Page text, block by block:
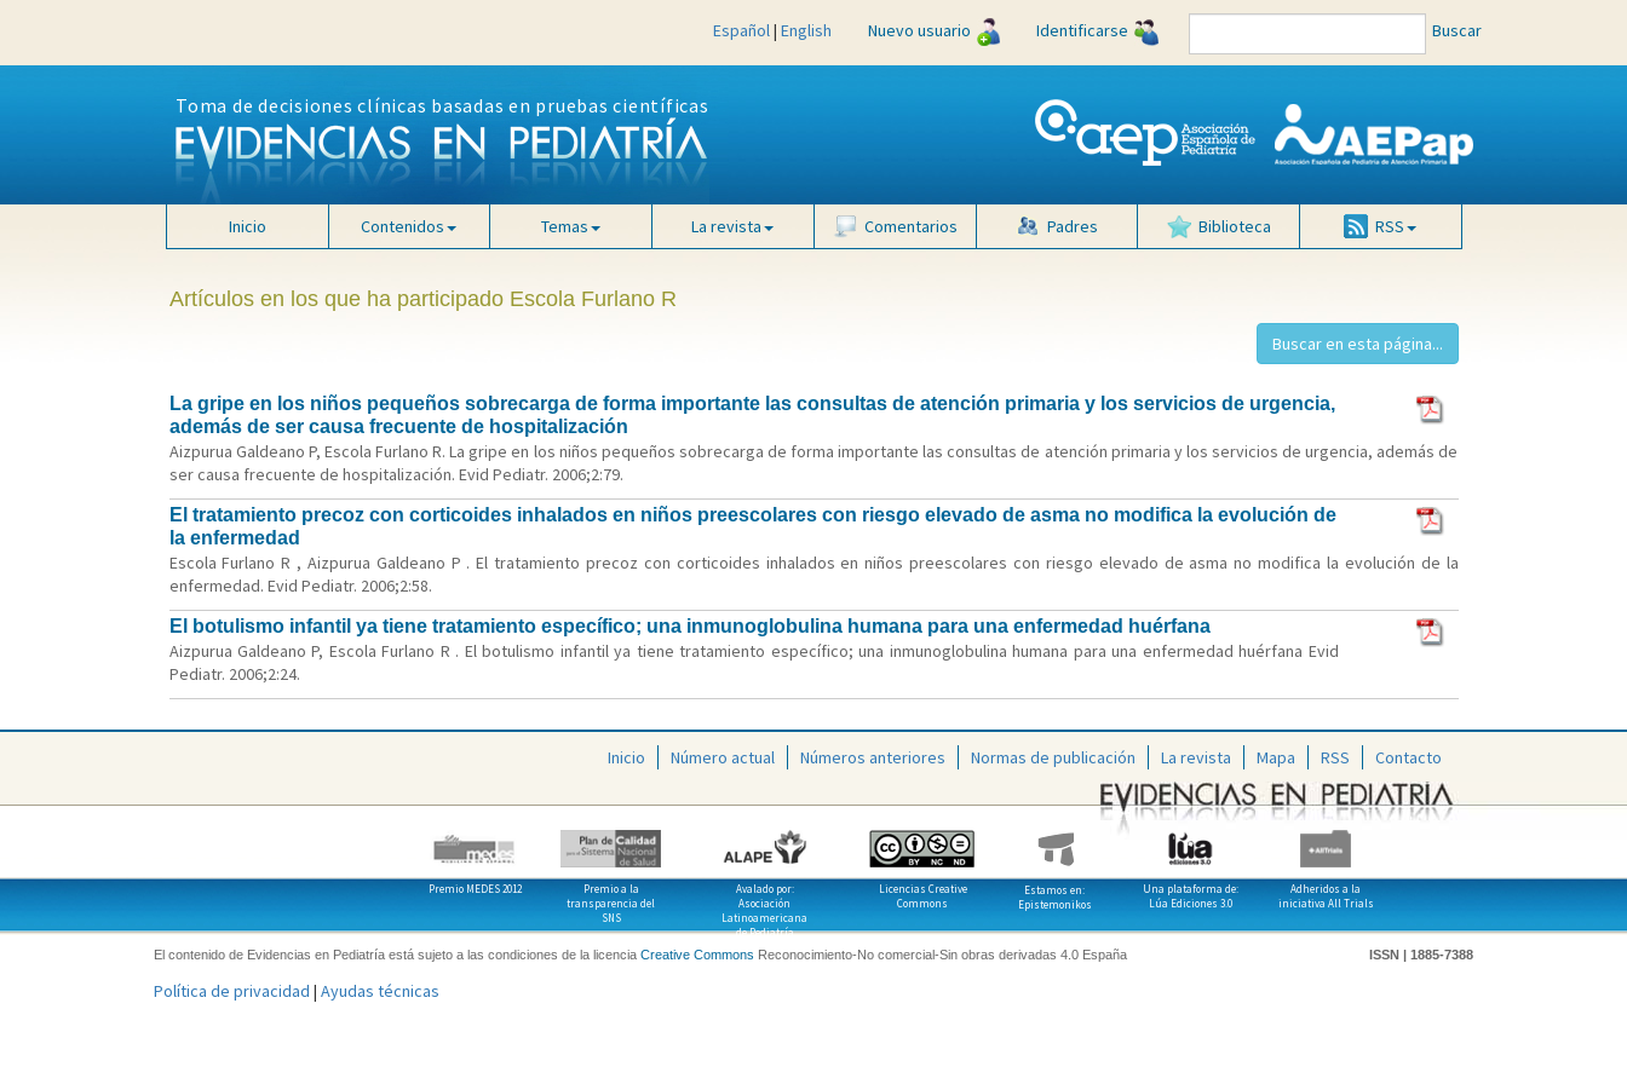
Español| English Nuevo usuario Identificarse Buscar
Toma de decisiones clínicas basadas en pruebas científicas
Inicio Contenidos Temas La revista Comentarios Padres Biblioteca RSS
Artículos en los que ha participado Escola Furlano R
La gripe en los niños pequeños sobrecarga de forma importante las consultas de atención primaria y los servicios de urgencia,
además de ser causa frecuente de hospitalización
Aizpurua Galdeano P, Escola Furlano R. La gripe en los niños pequeños sobrecarga de forma importante las consultas de atención primaria y los servicios de urgencia, además de
ser causa frecuente de hospitalización. Evid Pediatr. 2006;2:79.
El tratamiento precoz con corticoides inhalados en niños preescolares con riesgo elevado de asma no modifica la evolución de
la enfermedad
Escola Furlano R , Aizpurua Galdeano P . El tratamiento precoz con corticoides inhalados en niños preescolares con riesgo elevado de asma no modifica la evolución de la
enfermedad. Evid Pediatr. 2006;2:58.
El botulismo infantil ya tiene tratamiento específico; una inmunoglobulina humana para una enfermedad huérfana
Aizpurua Galdeano P, Escola Furlano R . El botulismo infantil ya tiene tratamiento específico; una inmunoglobulina humana para una enfermedad huérfana Evid
Pediatr. 2006;2:24.
Inicio Número actual Números anteriores Normas de publicación La revista Mapa RSS Contacto
Premio MEDES 2012
Premio a la
transparencia del
SNS
Avalado por:
Asociación
Latinoamericana
de Pediatría
Licencias Creative
Commons
Estamos en:
Epistemonikos
Una plataforma de:
Lúa Ediciones 3.0
Adheridos a la
iniciativa All Trials
El contenido de Evidencias en Pediatría está sujeto a las condiciones de la licencia Creative Commons Reconocimiento-No comercial-Sin obras derivadas 4.0 España ISSN | 1885-7388
Política de privacidad | Ayudas técnicas